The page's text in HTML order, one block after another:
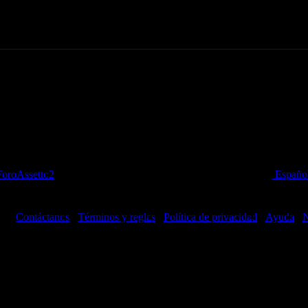
Contáctanos Términos y reglas Política de privacidad Ayuda